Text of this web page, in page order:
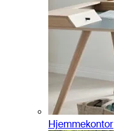
Hjemmekontor